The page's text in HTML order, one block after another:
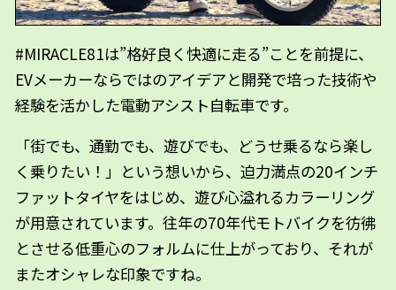
#MIRACLE81は”格好良く快適に走る”ことを前提に、
EVメーカーならではのアイデアと開発で培った技術や
経験を活かした電動アシスト自転車です。
「街でも、通勤でも、遊びでも、どうせ乗るなら楽し
く乗りたい！」という想いから、迫力満点の20インチ
ファットタイヤをはじめ、遊び心溢れるカラーリング
が用意されています。往年の70年代モトバイクを彷彿
とさせる低重心のフォルムに仕上がっており、それが
またオシャレな印象ですね。